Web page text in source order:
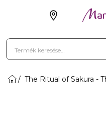
The Ritual of Sakura -